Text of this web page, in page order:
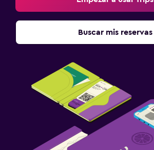
Buscar mis reservas